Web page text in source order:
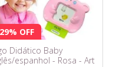
29% OFF
Didático Baby
espanhol - Rosa - Art